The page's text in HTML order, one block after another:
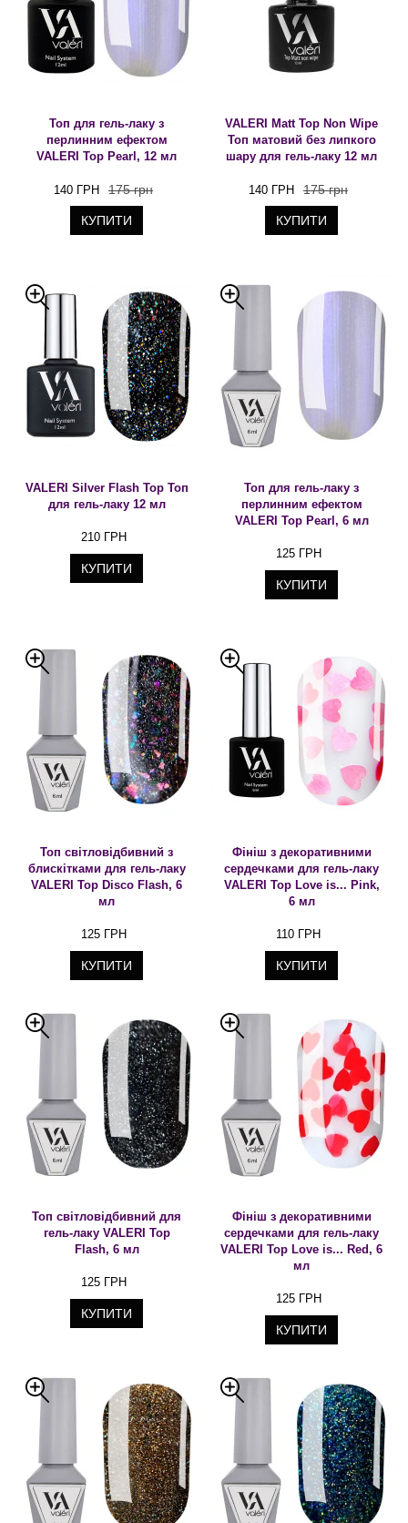
Топ для гель-лаку з
перлинним ефектом
VALERI Top Pearl, 12 мл
140 ГРН 175 грн
КУПИТИ
VALERI Matt Top Non Wipe
Топ матовий без липкого
шару для гель-лаку 12 мл
140 ГРН 175 грн
КУПИТИ
VALERI Silver Flash Top Топ
для гель-лаку 12 мл
210 ГРН
КУПИТИ
Топ для гель-лаку з
перлинним ефектом
VALERI Top Pearl, 6 мл
125 ГРН
КУПИТИ
Топ світловідбивний з
блискітками для гель-лаку
VALERI Top Disco Flash, 6
мл
125 ГРН
КУПИТИ
Фініш з декоративними
сердечками для гель-лаку
VALERI Top Love іs... Pink,
6 мл
110 ГРН
КУПИТИ
Топ світловідбивний для
гель-лаку VALERI Top
Flash, 6 мл
125 ГРН
КУПИТИ
Фініш з декоративними
сердечками для гель-лаку
VALERI Top Love іs... Red, 6
мл
125 ГРН
КУПИТИ